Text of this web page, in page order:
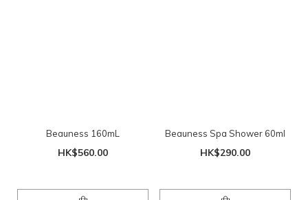
Beauness 160mL
HK$560.00
Beauness Spa Shower 60ml
HK$290.00